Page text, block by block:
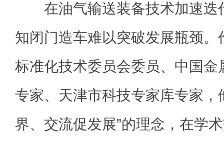
在油气输送装备技术加速迭
知闭门造车难以突破发展瓶颈
标准化技术委员会委员、中国金
专家、天津市科技专家库专家，
界、交流促发展”的理念，在学